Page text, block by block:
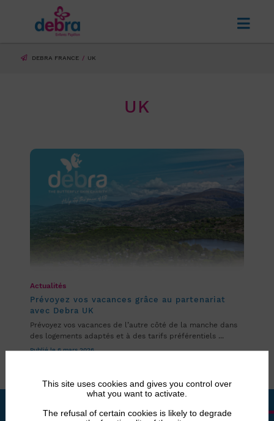
DEBRA FRANCE UK
UK
Actualités
Prévoyez vos vacances grâce au partenariat
avec Debra UK
Prévoyez vos vacances de l’autre côté de la manche dans
des logements adaptés et à des tarifs préférentiels ...
Publié le 6 mars 2026
This site uses cookies and gives you control over
what you want to activate.
The refusal of certain cookies is likely to degrade